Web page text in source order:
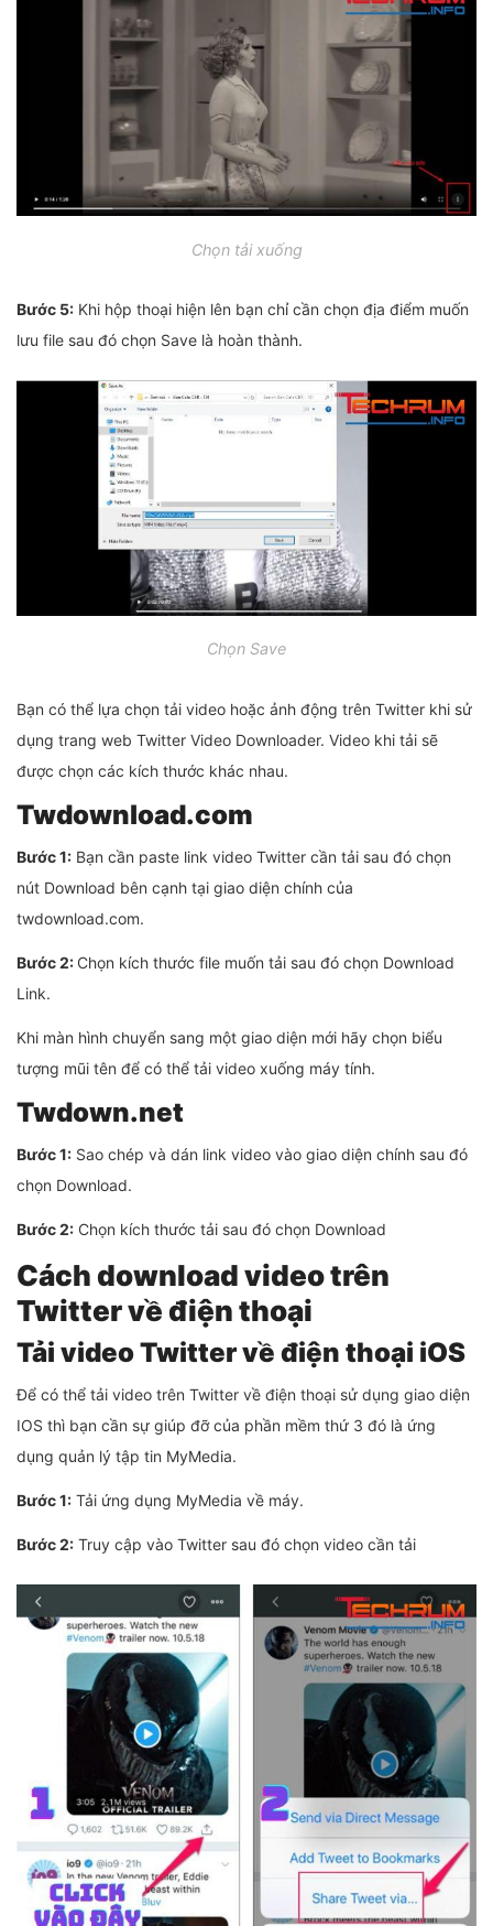
Chọn tải xuống
Bước 5: Khi hộp thoại hiện lên bạn chỉ cần chọn địa điểm muốn
lưu file sau đó chọn Save là hoàn thành.
Chọn Save
Bạn có thể lựa chọn tải video hoặc ảnh động trên Twitter khi sử
dụng trang web Twitter Video Downloader. Video khi tải sẽ
được chọn các kích thước khác nhau.
Twdownload.com
Bước 1: Bạn cần paste link video Twitter cần tải sau đó chọn
nút Download bên cạnh tại giao diện chính của
twdownload.com.
Bước 2: Chọn kích thước file muốn tải sau đó chọn Download
Link.
Khi màn hình chuyển sang một giao diện mới hãy chọn biểu
tượng mũi tên để có thể tải video xuống máy tính.
Twdown.net
Bước 1: Sao chép và dán link video vào giao diện chính sau đó
chọn Download.
Bước 2: Chọn kích thước tải sau đó chọn Download
Cách download video trên
Twitter về điện thoại
Tải video Twitter về điện thoại iOS
Để có thể tải video trên Twitter về điện thoại sử dụng giao diện
IOS thì bạn cần sự giúp đỡ của phần mềm thứ 3 đó là ứng
dụng quản lý tập tin MyMedia.
Bước 1: Tải ứng dụng MyMedia về máy.
Bước 2: Truy cập vào Twitter sau đó chọn video cần tải